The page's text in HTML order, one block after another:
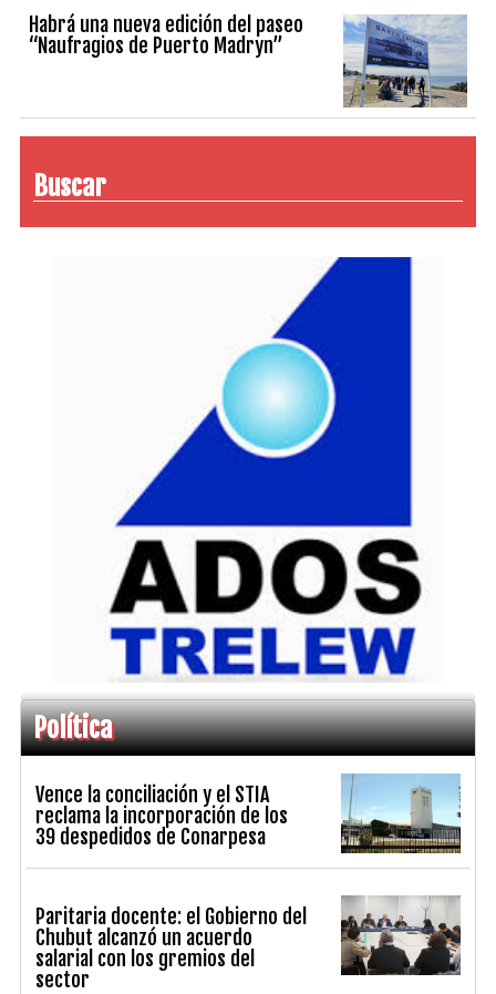
Habrá una nueva edición del paseo
“Naufragios de Puerto Madryn”
Buscar
Política
Vence la conciliación y el STIA
reclama la incorporación de los
39 despedidos de Conarpesa
Paritaria docente: el Gobierno del
Chubut alcanzó un acuerdo
salarial con los gremios del
sector